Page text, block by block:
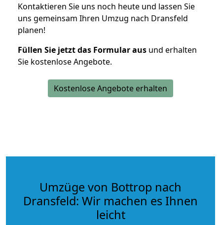
Kontaktieren Sie uns noch heute und lassen Sie
uns gemeinsam Ihren Umzug nach Dransfeld
planen!
Füllen Sie jetzt das Formular aus und erhalten
Sie kostenlose Angebote.
Kostenlose Angebote erhalten
Umzüge von Bottrop nach
Dransfeld: Wir machen es Ihnen
leicht